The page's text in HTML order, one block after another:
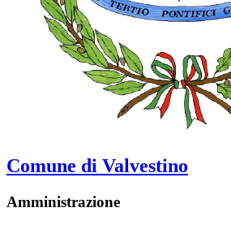
Comune di Valvestino
Amministrazione